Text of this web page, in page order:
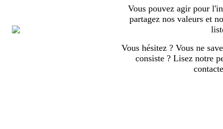
Vous pouvez agir pour
partagez nos valeurs et
Vous hésitez ? Vous ne
consiste ? Lisez notre